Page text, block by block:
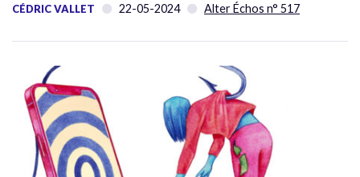
CÉDRIC VALLET 22-05-2024 Alter Échos n° 517